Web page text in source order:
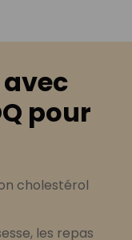
pour
cholestérol
les repas